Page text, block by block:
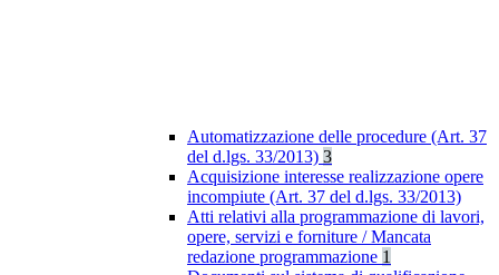
Automatizzazione delle procedure (Art. 37
del d.lgs. 33/2013) 3
Acquisizione interesse realizzazione opere
incompiute (Art. 37 del d.lgs. 33/2013)
Atti relativi alla programmazione di lavori,
opere, servizi e forniture / Mancata
redazione programmazione 1